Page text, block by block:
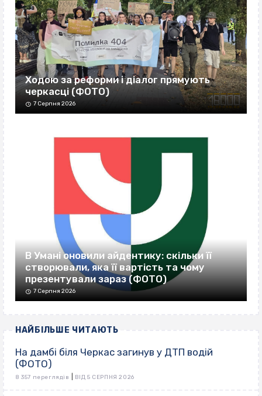
Ходою за реформи і діалог прямують
черкасці (ФОТО)
7 Серпня 2026
В Умані оновили айдентику: скільки її
створювали, яка її вартість та чому
презентували зараз (ФОТО)
7 Серпня 2026
НАЙБІЛЬШЕ ЧИТАЮТЬ
На дамбі біля Черкас загинув у ДТП водій
(ФОТО)
8 357 переглядів ВІД 5 СЕРПНЯ 2026